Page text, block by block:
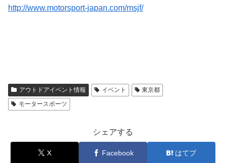
http://www.motorsport-japan.com/msjf/
アウトドアイベント情報 イベント
東京都
モータースポーツ
シェアする
X Facebook はてブ